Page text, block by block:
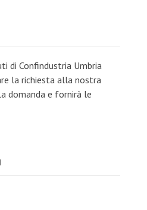
di Confindustria Umbria
la richiesta alla nostra
domanda e fornirà le